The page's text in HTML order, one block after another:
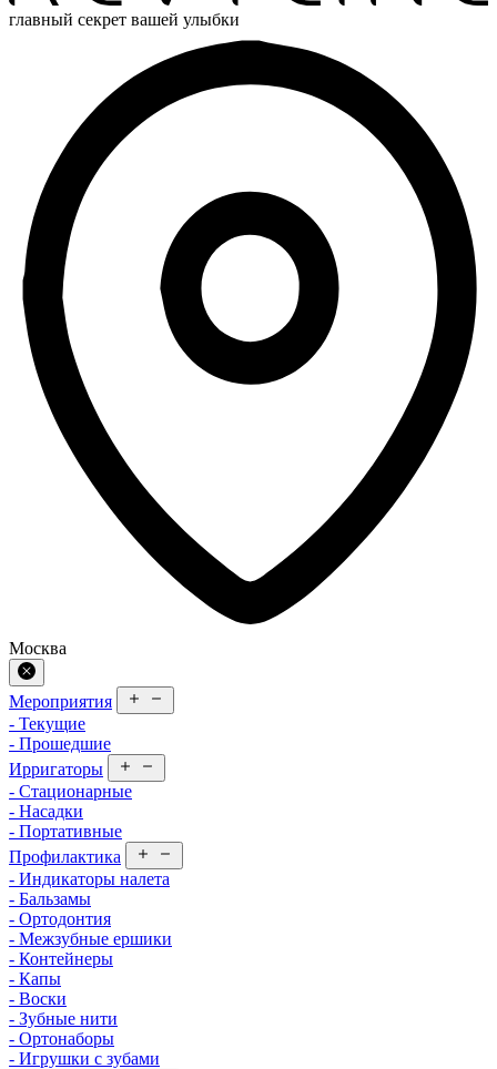
главный секрет вашей улыбки
Москва
Мероприятия
- Текущие
- Прошедшие
Ирригаторы
- Стационарные
- Насадки
- Портативные
Профилактика
- Индикаторы налета
- Бальзамы
- Ортодонтия
- Межзубные ершики
- Контейнеры
- Капы
- Воски
- Зубные нити
- Ортонаборы
- Игрушки с зубами